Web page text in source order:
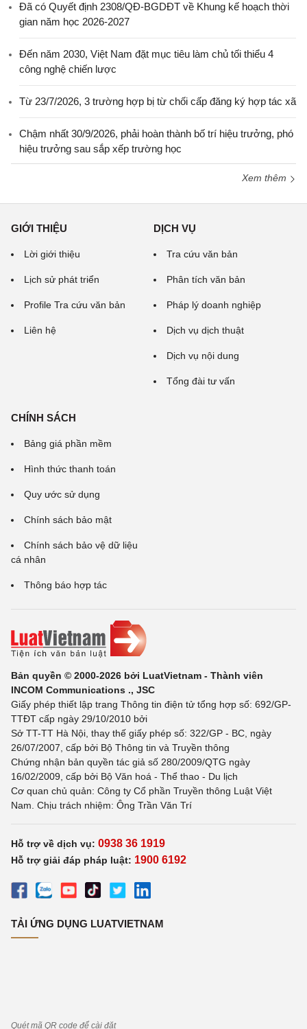
Đã có Quyết định 2308/QĐ-BGDĐT về Khung kế hoạch thời
gian năm học 2026-2027
Đến năm 2030, Việt Nam đặt mục tiêu làm chủ tối thiểu 4
công nghệ chiến lược
Từ 23/7/2026, 3 trường hợp bị từ chối cấp đăng ký hợp tác xã
Chậm nhất 30/9/2026, phải hoàn thành bố trí hiệu trưởng, phó
hiệu trưởng sau sắp xếp trường học
Xem thêm
GIỚI THIỆU
Lời giới thiệu
Lịch sử phát triển
Profile Tra cứu văn bản
Liên hệ
DỊCH VỤ
Tra cứu văn bản
Phân tích văn bản
Pháp lý doanh nghiệp
Dịch vụ dịch thuật
Dịch vụ nội dung
Tổng đài tư vấn
CHÍNH SÁCH
Bảng giá phần mềm
Hình thức thanh toán
Quy ước sử dụng
Chính sách bảo mật
Chính sách bảo vệ dữ liệu
cá nhân
Thông báo hợp tác
Bản quyền © 2000-2026 bởi LuatVietnam - Thành viên
INCOM Communications ., JSC
Giấy phép thiết lập trang Thông tin điện tử tổng hợp số: 692/GP-
TTĐT cấp ngày 29/10/2010 bởi
Sở TT-TT Hà Nội, thay thế giấy phép số: 322/GP - BC, ngày
26/07/2007, cấp bởi Bộ Thông tin và Truyền thông
Chứng nhận bản quyền tác giả số 280/2009/QTG ngày
16/02/2009, cấp bởi Bộ Văn hoá - Thể thao - Du lịch
Cơ quan chủ quản: Công ty Cổ phần Truyền thông Luật Việt
Nam. Chịu trách nhiệm: Ông Trần Văn Trí
Hỗ trợ về dịch vụ: 0938 36 1919
Hỗ trợ giải đáp pháp luật: 1900 6192
TẢI ỨNG DỤNG LUATVIETNAM
Quét mã QR code để cài đặt